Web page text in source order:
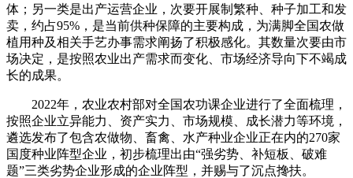
体；另一类是出产运营企业，次要开展制繁种、种子加工和发
卖，约占95%，是当前供种保障的主要构成，为满脚全国农做
植用种及相关手艺办事需求阐扬了积极感化。其数量次要由市
场决定，是按照农业出产需求而变化、市场经济导向下不竭成
长的成果。
2022年，农业农村部对全国农功课企业进行了全面梳理，
按照企业立异能力、资产实力、市场规模、成长潜力等环境，
遴选发布了包含农做物、畜禽、水产种业企业正在内的270家
国度种业阵型企业，初步梳理出由“强劣势、补短板、破难
题”三类劣势企业形成的企业阵型，并赐与了沉点搀扶。